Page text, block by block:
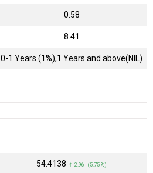
0.58
8.41
0-1 Years (1%),1 Years and above(NIL)
₹54.4138 ↑ 2.96 (5.75 %)